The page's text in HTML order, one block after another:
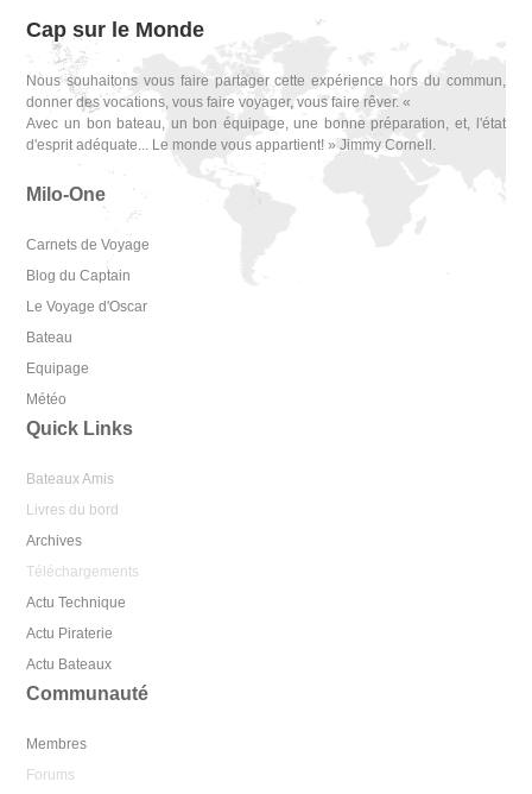
Cap sur le Monde
Nous souhaitons vous faire partager cette expérience hors du commun,
donner des vocations, vous faire voyager, vous faire rêver. «
Avec un bon bateau, un bon équipage, une bonne préparation, et, l'état
d'esprit adéquate... Le monde vous appartient! » Jimmy Cornell.
Milo-One
Carnets de Voyage
Blog du Captain
Le Voyage d'Oscar
Bateau
Equipage
Météo
Quick Links
Bateaux Amis
Livres du bord
Archives
Téléchargements
Actu Technique
Actu Piraterie
Actu Bateaux
Communauté
Membres
Forums